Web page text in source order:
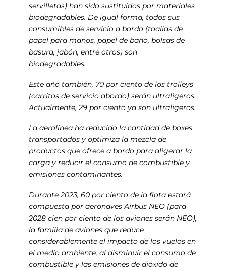
servilletas) han sido sustituidos por materiales
biodegradables. De igual forma, todos sus
consumibles de servicio a bordo (toallas de
papel para manos, papel de baño, bolsas de
basura, jabón, entre otros) son
biodegradables.
Este año también, 70 por ciento de los trolleys
(carritos de servicio abordo) serán ultraligeros.
Actualmente, 29 por ciento ya son ultraligeros.
La aerolínea ha reducido la cantidad de boxes
transportados y optimiza la mezcla de
productos que ofrece a bordo para aligerar la
carga y reducir el consumo de combustible y
emisiones contaminantes.
Durante 2023, 60 por ciento de la flota estará
compuesta por aeronaves Airbus NEO (para
2028 cien por ciento de los aviones serán NEO),
la familia de aviones que reduce
considerablemente el impacto de los vuelos en
el medio ambiente, al disminuir el consumo de
combustible y las emisiones de dióxido de